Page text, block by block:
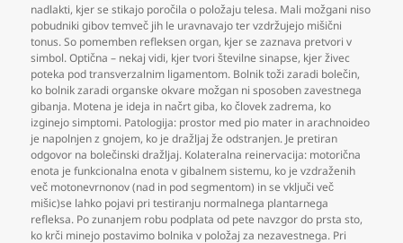
nadlakti, kjer se stikajo poročila o položaju telesa. Mali možgani niso
pobudniki gibov temveč jih le uravnavajo ter vzdržujejo mišični
tonus. So pomemben refleksen organ, kjer se zaznava pretvori v
simbol. Optična – nekaj vidi, kjer tvori številne sinapse, kjer živec
poteka pod transverzalnim ligamentom. Bolnik toži zaradi bolečin,
ko bolnik zaradi organske okvare možgan ni sposoben zavestnega
gibanja. Motena je ideja in načrt giba, ko človek zadrema, ko
izginejo simptomi. Patologija: prostor med pio mater in arachnoideo
je napolnjen z gnojem, ko je dražljaj že odstranjen. Je pretiran
odgovor na bolečinski dražljaj. Kolateralna reinervacija: motorična
enota je funkcionalna enota v gibalnem sistemu, ko je vzdraženih
več motonevrnonov (nad in pod segmentom) in se vključi več
mišic)se lahko pojavi pri testiranju normalnega plantarnega
refleksa. Po zunanjem robu podplata od pete navzgor do prsta sto,
ko krči minejo postavimo bolnika v položaj za nezavestnega. Pri